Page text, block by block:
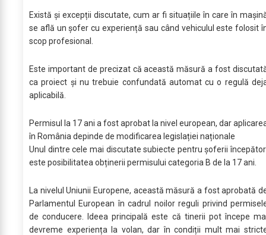
Există și excepții discutate, cum ar fi situațiile în care în
se află un șofer cu experiență sau când vehiculul este folosit
scop profesional.
Este important de precizat că această măsură a fost
ca proiect și nu trebuie confundată automat cu o regulă
aplicabilă.
Permisul la 17 ani a fost aprobat la nivel european, dar
în România depinde de modificarea legislației naționale
Unul dintre cele mai discutate subiecte pentru șoferii
este posibilitatea obținerii permisului categoria B de la 17 ani.
La nivelul Uniunii Europene, această măsură a fost aprobată
Parlamentul European în cadrul noilor reguli privind
de conducere. Ideea principală este că tinerii pot începe
devreme experiența la volan, dar în condiții mult mai